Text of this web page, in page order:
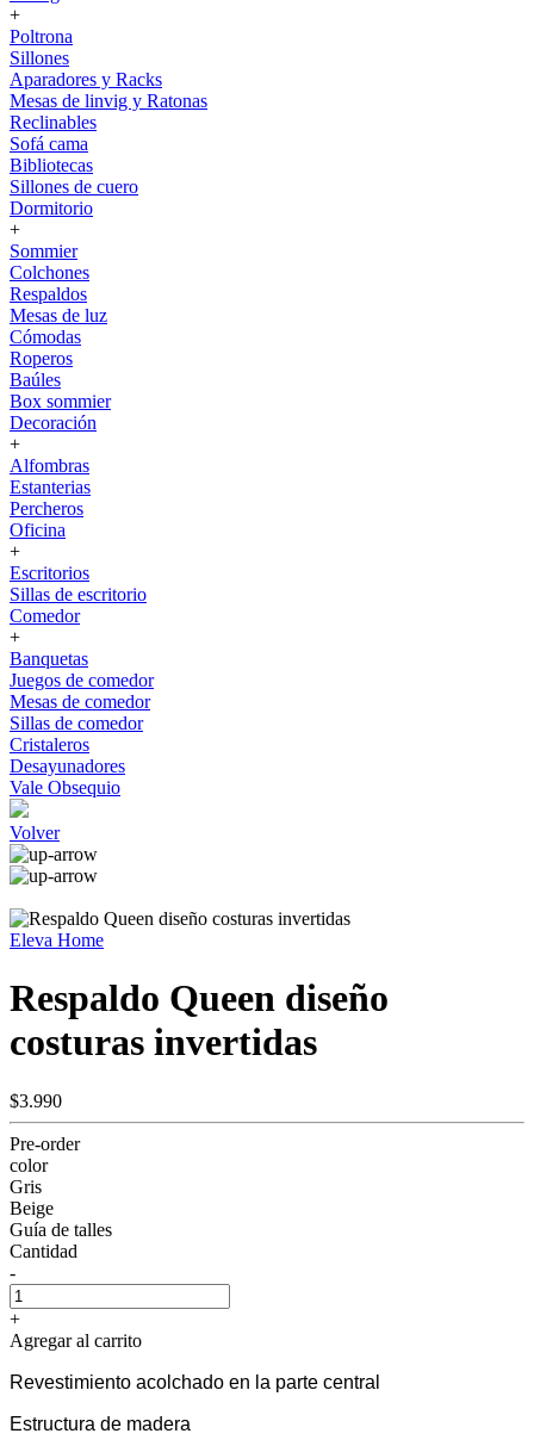
+
Poltrona
Sillones
Aparadores y Racks
Mesas de linvig y Ratonas
Reclinables
Sofá cama
Bibliotecas
Sillones de cuero
Dormitorio
+
Sommier
Colchones
Respaldos
Mesas de luz
Cómodas
Roperos
Baúles
Box sommier
Decoración
+
Alfombras
Estanterias
Percheros
Oficina
+
Escritorios
Sillas de escritorio
Comedor
+
Banquetas
Juegos de comedor
Mesas de comedor
Sillas de comedor
Cristaleros
Desayunadores
Vale Obsequio
Volver
Eleva Home
Respaldo Queen diseño
costuras invertidas
$3.990
Pre-order
color
Gris
Beige
Guía de talles
Cantidad
-
+
Agregar al carrito
Revestimiento acolchado en la parte central
Estructura de madera